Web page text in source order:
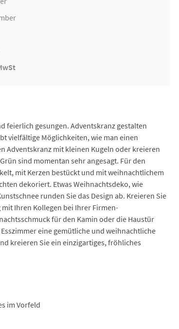
feierlich gesungen. Adventskranz gestalten
vielfältige Möglichkeiten, wie man einen
Adventskranz mit kleinen Kugeln oder kreieren
sind momentan sehr angesagt. Für den
mit Kerzen bestückt und mit weihnachtlichem
dekoriert. Etwas Weihnachtsdeko, wie
runden Sie das Design ab. Kreieren Sie
Ihren Kollegen bei Ihrer Firmen-
für den Kamin oder die Haustür
eine gemütliche und weihnachtliche
kreieren Sie ein einzigartiges, fröhliches
im Vorfeld